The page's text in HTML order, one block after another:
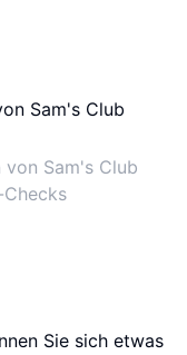
Sam's Club
Sie sich etwas